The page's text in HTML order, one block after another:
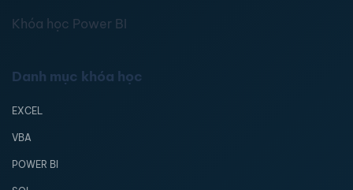
Khóa học Power BI
Danh mục khóa học
EXCEL
VBA
POWER BI